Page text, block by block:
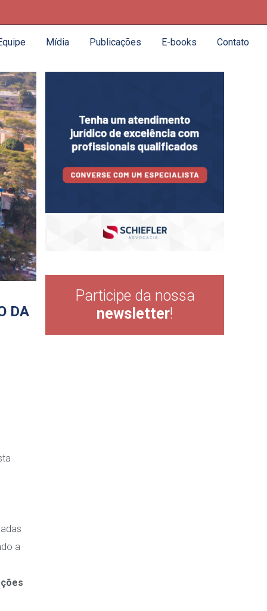
Mídia Publicações E-books Contato
DA
a
Participe da nossa
newsletter!